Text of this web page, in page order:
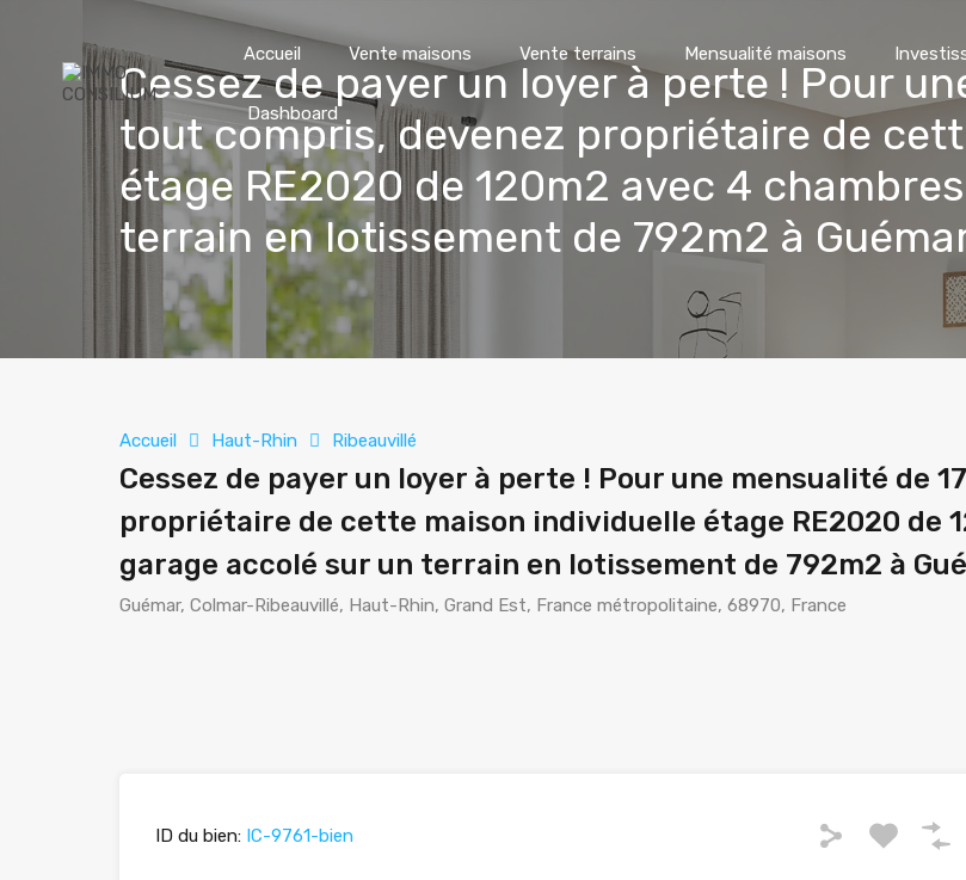
Accueil Vente maisons Vente terrains Mensualité maisons
Dashboard
Cessez de payer un loyer à perte ! Pour
tout compris, devenez propriétaire de
étage RE2020 de 120m2 avec 4
terrain en lotissement de 792m2 à
Accueil Haut-Rhin Ribeauvillé
Cessez de payer un loyer à perte ! Pour une mensualité de
propriétaire de cette maison individuelle étage RE2020 de
garage accolé sur un terrain en lotissement de 792m2 à
Guémar, Colmar-Ribeauvillé, Haut-Rhin, Grand Est, France métropolitaine, 68970, France
ID du bien: IC-9761-bien